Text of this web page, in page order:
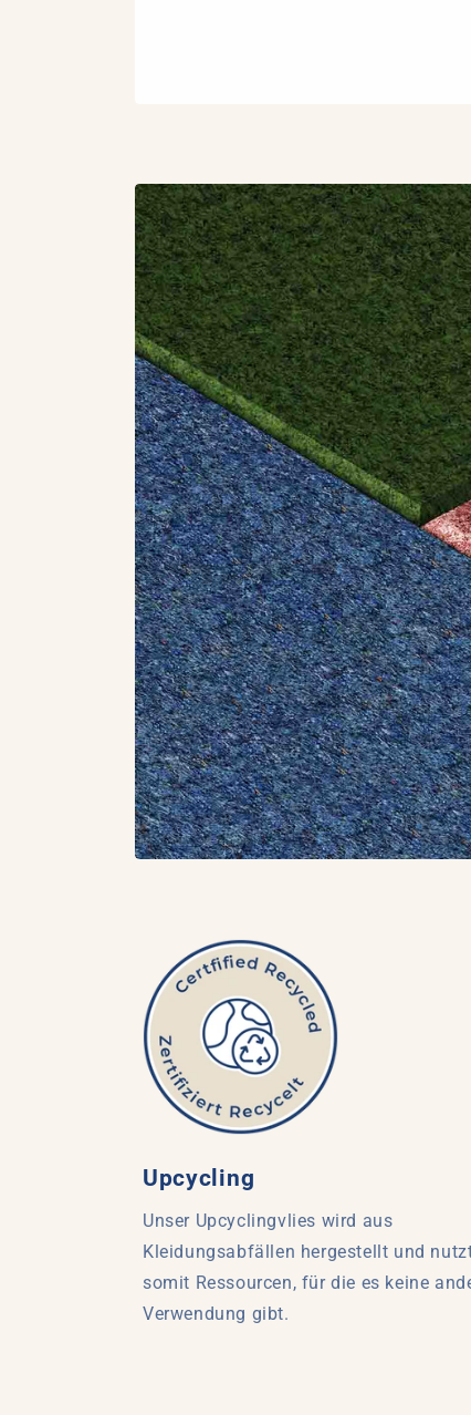
Upcycling
Unser Upcyclingvlies wird aus
Kleidungsabfällen hergestellt und
somit Ressourcen, für die es keine
Verwendung gibt.